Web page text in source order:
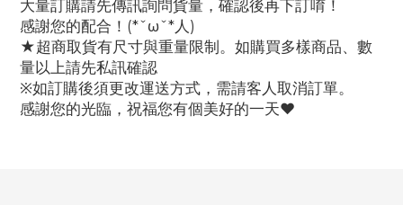
大量訂購請先傳訊詢問貨量，確認後再下訂唷！
感謝您的配合！(*ˇωˇ*人)
★超商取貨有尺寸與重量限制。如購買多樣商品、數
量以上請先私訊確認
※如訂購後須更改運送方式，需請客人取消訂單。
感謝您的光臨，祝福您有個美好的一天♥